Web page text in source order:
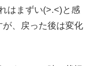
はまずい(>.<)と感
が、戻った後は変化